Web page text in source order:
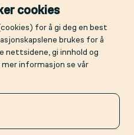
cookies
for å gi deg en best
brukes for å
nettsidene, gi innhold og
mer informasjon se vår